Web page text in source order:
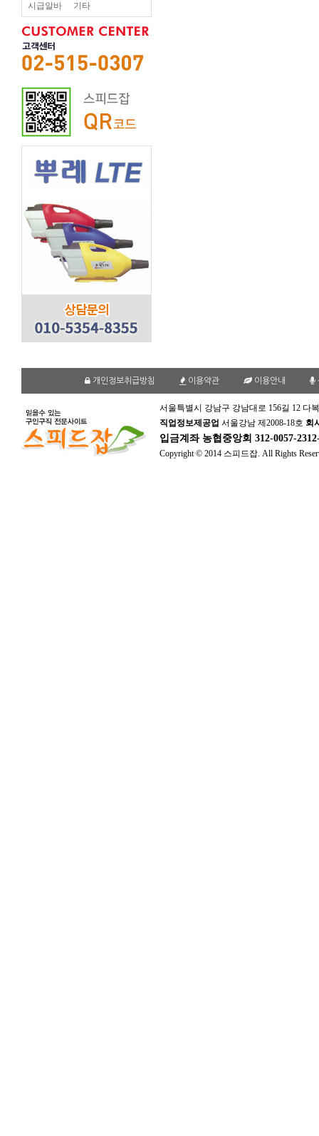
시급알바 기타
개인정보취급방침 이용약관 이용안내
서울특별시 강남구 강남대로 156길 12 다
직업정보제공업 서울강남 제2008-18호 회
입금계좌 농협중앙회 312-0057-
Copyright © 2014 스피드잡. All Rights